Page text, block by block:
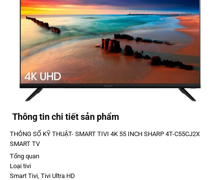
Thông tin chi tiết sản phẩm
THÔNG SỐ KỸ THUẬT- SMART TIVI 4K 55 INCH SHARP 4T-C55CJ2X
SMART TV
Tổng quan
Loại tivi
Smart Tivi, Tivi Ultra HD